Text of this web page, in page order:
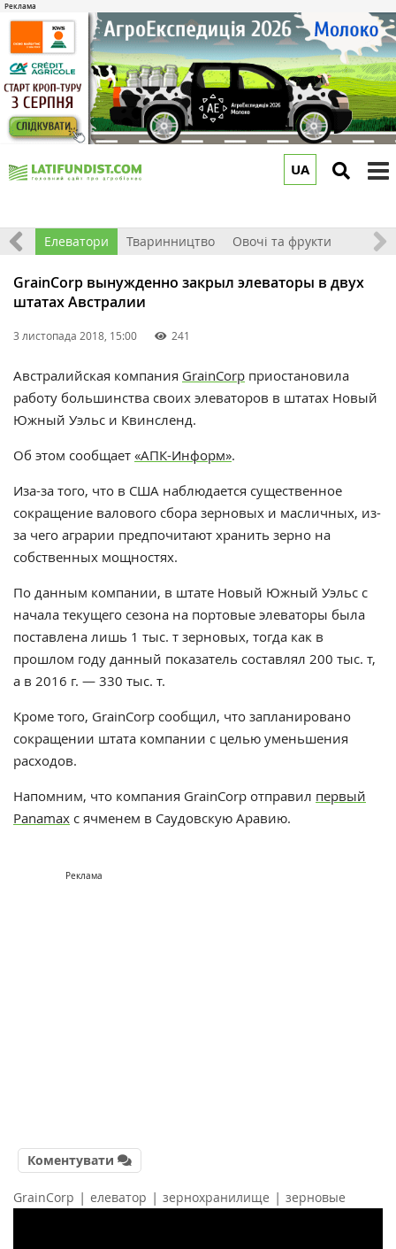
UA
Елеватори Тваринництво Овочі та фрукти
GrainCorp вынужденно закрыл элеваторы в двух
штатах Австралии
3 листопада 2018, 15:00 241
Австралийская компания GrainCorp приостановила
работу большинства своих элеваторов в штатах Новый
Южный Уэльс и Квинсленд.
Об этом сообщает «АПК-Информ».
Иза-за того, что в США наблюдается существенное
сокращение валового сбора зерновых и масличных, из-
за чего аграрии предпочитают хранить зерно на
собственных мощностях.
По данным компании, в штате Новый Южный Уэльс с
начала текущего сезона на портовые элеваторы была
поставлена лишь 1 тыс. т зерновых, тогда как в
прошлом году данный показатель составлял 200 тыс. т,
а в 2016 г. — 330 тыс. т.
Кроме того, GrainCorp сообщил, что запланировано
сокращении штата компании с целью уменьшения
расходов.
Напомним, что компания GrainCorp отправил первый
Panamax с ячменем в Саудовскую Аравию.
Реклама
Коментувати
GrainCorp | елеватор | зернохранилище | зерновые